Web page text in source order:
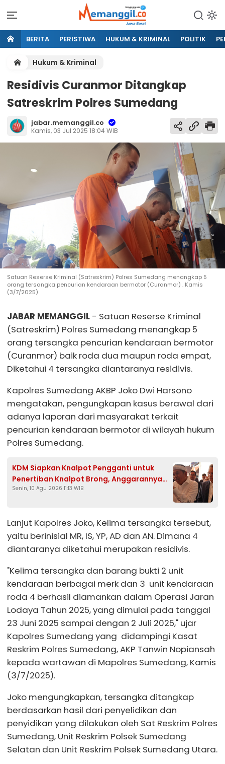
BERITA PERISTIWA HUKUM & KRIMINAL POLITIK
Hukum & Kriminal
Residivis Curanmor Ditangkap
Satreskrim Polres Sumedang
jabar.memanggil.co
Kamis, 03 Jul 2025 18:04 WIB
Satuan Reserse Kriminal (Satreskrim) Polres Sumedang menangkap 5
orang tersangka pencurian kendaraan bermotor (Curanmor) . Kamis
(3/7/2025)
JABAR MEMANGGIL - Satuan Reserse Kriminal
(Satreskrim) Polres Sumedang menangkap 5
orang tersangka pencurian kendaraan bermotor
(Curanmor) baik roda dua maupun roda empat,
Diketahui 4 tersangka diantaranya residivis.
Kapolres Sumedang AKBP Joko Dwi Harsono
mengatakan, pengungkapan kasus berawal dari
adanya laporan dari masyarakat terkait
pencurian kendaraan bermotor di wilayah hukum
Polres Sumedang.
KDM Siapkan Knalpot Pengganti untuk
Penertiban Knalpot Brong, Anggarannya
dari APBD dan CSR
Senin, 10 Agu 2026 11:13 WIB
Lanjut Kapolres Joko, Kelima tersangka tersebut,
yaitu berinisial MR, IS, YP, AD dan AN. Dimana 4
diantaranya diketahui merupakan residivis.
"Kelima tersangka dan barang bukti 2 unit
kendaraan berbagai merk dan 3 unit kendaraan
roda 4 berhasil diamankan dalam Operasi Jaran
Lodaya Tahun 2025, yang dimulai pada tanggal
23 Juni 2025 sampai dengan 2 Juli 2025," ujar
Kapolres Sumedang yang didampingi Kasat
Reskrim Polres Sumedang, AKP Tanwin Nopiansah
kepada wartawan di Mapolres Sumedang, Kamis
(3/7/2025).
Joko mengungkapkan, tersangka ditangkap
berdasarkan hasil dari penyelidikan dan
penyidikan yang dilakukan oleh Sat Reskrim Polres
Sumedang, Unit Reskrim Polsek Sumedang
Selatan dan Unit Reskrim Polsek Sumedang Utara.